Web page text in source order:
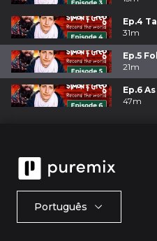
Ep.4
31m
Ep.5
21m
Ep.6
47m
Português